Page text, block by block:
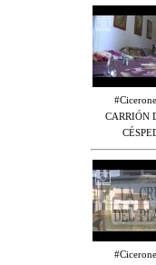
CARRIÓN